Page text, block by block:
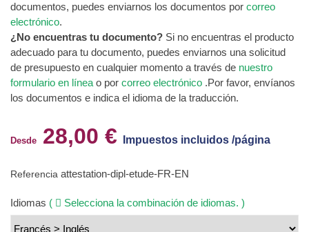
documentos, puedes enviarnos los documentos por correo
electrónico.
¿No encuentras tu documento? Si no encuentras el producto
adecuado para tu documento, puedes enviarnos una solicitud
de presupuesto en cualquier momento a través de nuestro
formulario en línea o por correo electrónico .Por favor, envíanos
los documentos e indica el idioma de la traducción.
Desde 28,00 € Impuestos incluidos /página
Referencia attestation-dipl-etude-FR-EN
Idiomas ( Selecciona la combinación de idiomas. )